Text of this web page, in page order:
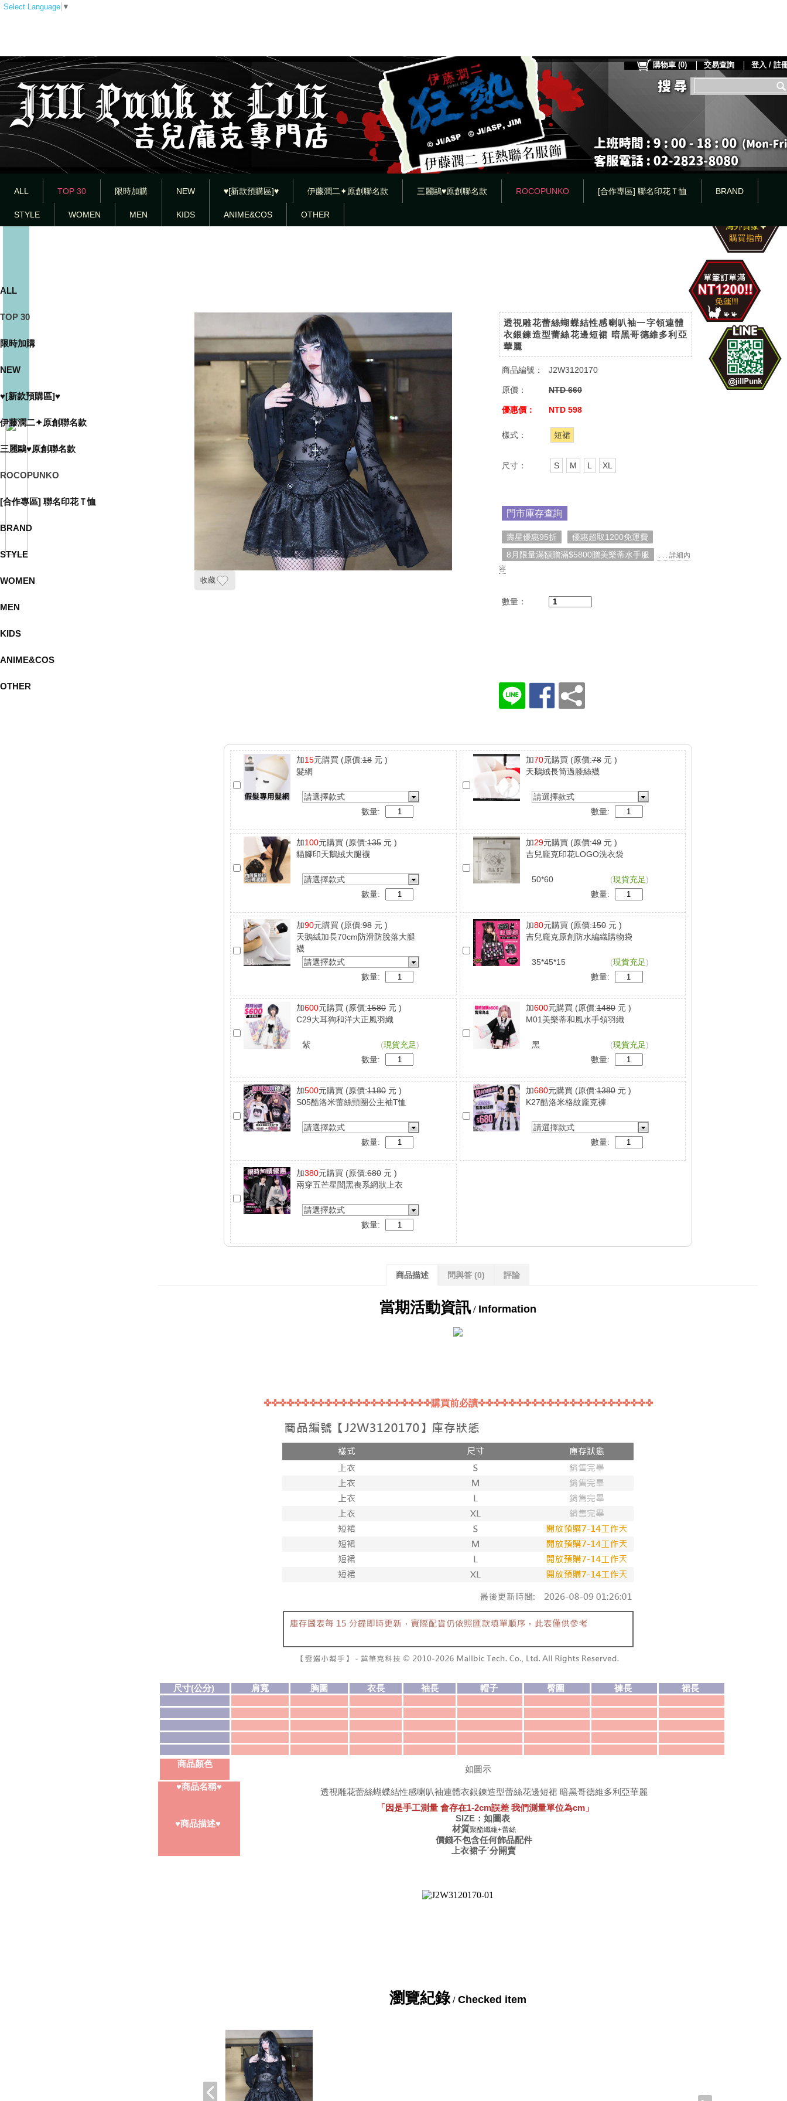
Select Language ▼
ALL TOP 30 限時加購 NEW ♥[新款預購區]♥ 伊藤潤二✦原創聯名款 三麗鷗♥原創聯名款 ROCOPUNKO [合作專區] 聯名印花Ｔ恤 BRAND
STYLE WOMEN MEN KIDS ANIME&COS OTHER
購物車 (0) 交易查詢 登入 / 註
ALL
TOP 30
限時加購
NEW
♥[新款預購區]♥
伊藤潤二✦原創聯名款
三麗鷗♥原創聯名款
ROCOPUNKO
[合作專區] 聯名印花Ｔ恤
BRAND
STYLE
WOMEN
MEN
KIDS
ANIME&COS
OTHER
收藏
透視雕花蕾絲蝴蝶結性感喇叭袖一字領連體
衣銀鍊造型蕾絲花邊短裙 暗黑哥德維多利亞
華麗
商品編號： J2W3120170
原價： NTD 660
優惠價： NTD 598
樣式： 短裙
尺寸： S M L XL
門市庫存查詢
壽星優惠95折
優惠超取1200免運費
8月限量滿額贈滿$5800贈美樂蒂水手服
. . . 詳細內
容
數量：
加15元購買 (原價:18 元 )
髮網
請選擇款式
數量:
加70元購買 (原價:78元 )
天鵝絨長筒過膝絲襪
請選擇款式
數量:
加100元購買 (原價:135 元 )
貓腳印天鵝絨大腿襪
請選擇款式
數量:
加29元購買 (原價:49元 )
吉兒龐克印花LOGO洗衣袋
50*60 (現貨充足)
數量:
加90元購買 (原價:98 元 )
天鵝絨加長70cm防滑防脫落大腿
襪
請選擇款式
數量:
加80元購買 (原價:150元 )
吉兒龐克原創防水編織購物袋
35*45*15 (現貨充足)
數量:
加600元購買 (原價:1580 元 )
C29大耳狗和洋大正風羽織
紫 (現貨充足)
數量:
加600元購買 (原價:1480元 )
M01美樂蒂和風水手領羽織
黑 (現貨充足)
數量:
加500元購買 (原價:1180 元 )
S05酷洛米蕾絲頸圈公主袖T恤
請選擇款式
數量:
加680元購買 (原價:1380元 )
K27酷洛米格紋龐克褲
請選擇款式
數量:
加380元購買 (原價:680 元 )
兩穿五芒星闇黑喪系網狀上衣
請選擇款式
數量:
商品描述 問與答 (0) 評論